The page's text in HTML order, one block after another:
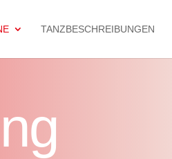
TANZBESCHREIBUNGEN